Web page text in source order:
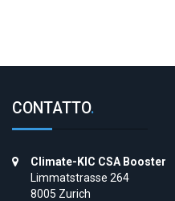
CONTATTO.
Climate-KIC CSA Booster
Limmatstrasse 264
8005 Zurich